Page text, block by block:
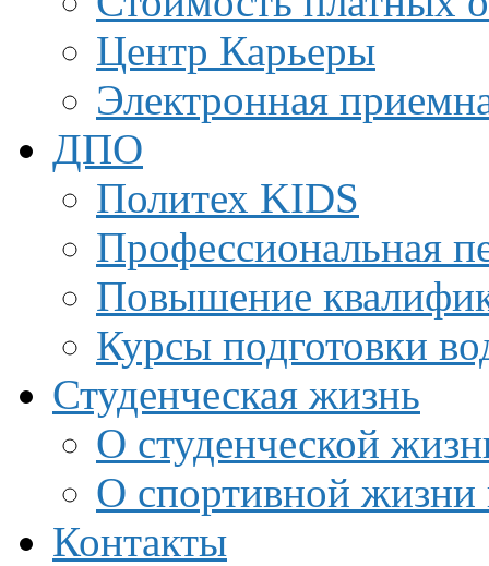
Центр Карьеры
Электронная
ДПО
Политех KIDS
Профессиональная
Повышение
Курсы подготовки
Студенческая жизнь
О студенческой
О спортивной жизни
Контакты